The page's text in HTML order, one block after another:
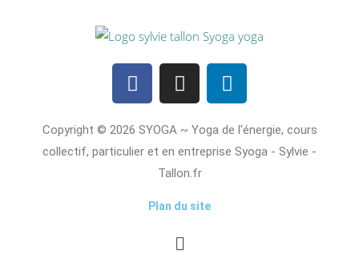
Copyright © 2026 SYOGA ~ Yoga de l'énergie, cours
collectif, particulier et en entreprise Syoga - Sylvie -
Tallon.fr
Plan du site